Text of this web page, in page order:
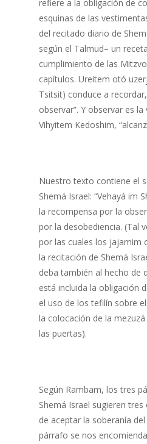
refiere a la obligación de
esquinas de las
del recitado diario de
según el Talmud– un
cumplimiento de las
capítulos. Ureitem otó
Tsitsit) conduce a
observar”. Y observar es la
Vihyitem Kedoshim,
Nuestro texto contiene el
Shemá Israel: “Vehayá im
la recompensa por la
por la desobediencia. (Tal
por las cuales los jajamim
la recitación de Shemá
deba también al hecho de
está incluida la obligación
el uso de los tefilín sobre
la colocación de la
las puertas).
Según Rambam, los tres
Shemá Israel sugieren
de aceptar la soberanía
párrafo se nos